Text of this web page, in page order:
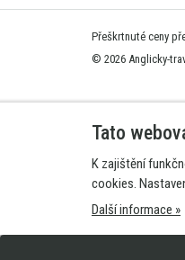
Přeškrtnuté ceny
© 2026 Anglicky-
Tato
K zajištění
cookies.
Další informace »